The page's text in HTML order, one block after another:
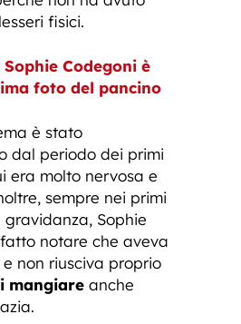
fisici.
Sophie Codegoni è
foto del pancino
è stato
dal periodo dei primi
era molto nervosa e
sempre nei primi
Sophie
notare che aveva
non riusciva proprio
mangiare anche